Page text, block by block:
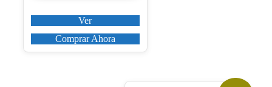
Ver
Comprar Ahora